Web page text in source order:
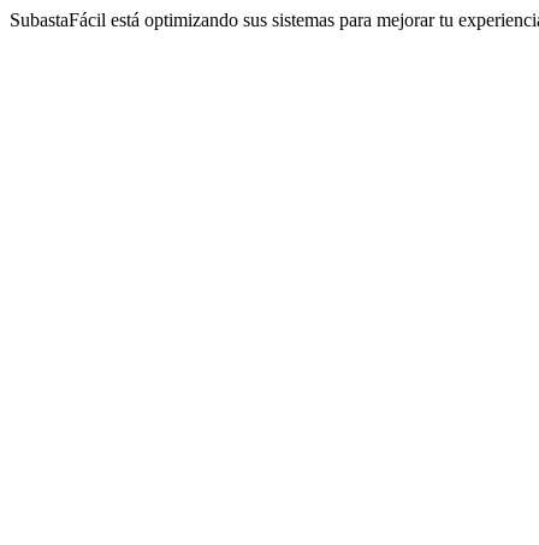
SubastaFácil está optimizando sus sistemas para mejorar tu